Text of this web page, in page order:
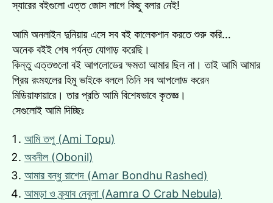
স্যারের বইগুলো এত্ত জোস লাগে কিছু বলার নেই!
আমি অনলাইন দুনিয়ায় এসে সব বই কালেকশান করতে শুরু করি…
অনেক বইই শেষ পর্যন্ত যোগাড় করেছি।
কিন্তু এত্তগুলো বই আপলোডের ক্ষমতা আমার ছিল না। তাই আমি আমার
প্রিয় রংমহলের হিমু ভাইকে বললে তিনি সব আপলোড করেন
মিডিয়াফায়ারে। তার প্রতি আমি বিশেষভাবে কৃতজ্ঞ।
সেগুলোই আমি দিচ্ছিঃ
আমি তপু (Ami Topu)
অবনীল (Obonil)
আমার বন্ধু রাশেদ (Amar Bondhu Rashed)
আমড়া ও ক্র্যাব নেবুলা (Aamra O Crab Nebula)